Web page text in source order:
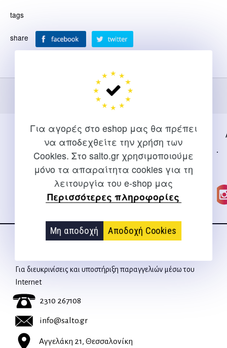
Για αγορές στο eshop μας θα πρέπει
να αποδεχθείτε την χρήση των
Cookies. Στο salto.gr χρησιμοποιούμε
μόνο τα απαραίτητα cookies για τη
λειτουργία του e-shop μας
Περισσότερες πληροφορίες
Μη αποδοχή Αποδοχή Cookies
tags
share
Για διευκρινίσεις και υποστήριξη παραγγελιών μέσω του
Internet
2310 267108
info@salto.gr
Αγγελάκη 21, Θεσσαλονίκη